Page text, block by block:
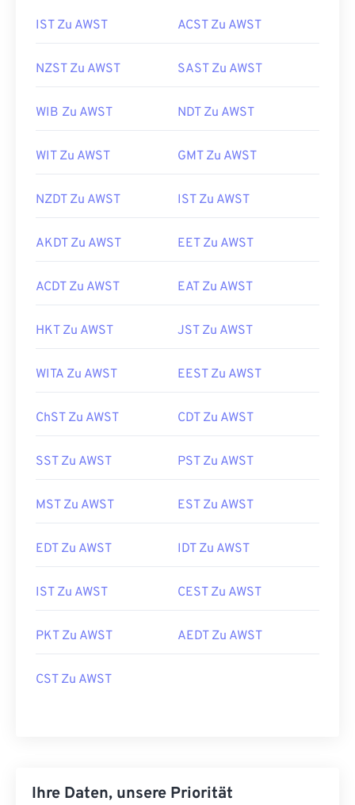
IST Zu AWST ACST Zu AWST
NZST Zu AWST SAST Zu AWST
WIB Zu AWST NDT Zu AWST
WIT Zu AWST GMT Zu AWST
NZDT Zu AWST IST Zu AWST
AKDT Zu AWST EET Zu AWST
ACDT Zu AWST EAT Zu AWST
HKT Zu AWST JST Zu AWST
WITA Zu AWST EEST Zu AWST
ChST Zu AWST CDT Zu AWST
SST Zu AWST PST Zu AWST
MST Zu AWST EST Zu AWST
EDT Zu AWST IDT Zu AWST
IST Zu AWST CEST Zu AWST
PKT Zu AWST AEDT Zu AWST
CST Zu AWST
Ihre Daten, unsere Priorität